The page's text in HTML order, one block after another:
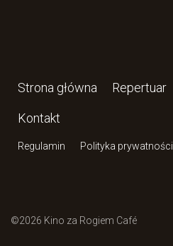
Strona główna Repertuar
Kontakt
Regulamin Polityka prywatności
©2026 Kino za Rogiem Café